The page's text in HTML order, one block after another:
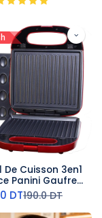
De Cuisson 3en1
Panini Gaufre
1400W- Rouge
DT190.0DT